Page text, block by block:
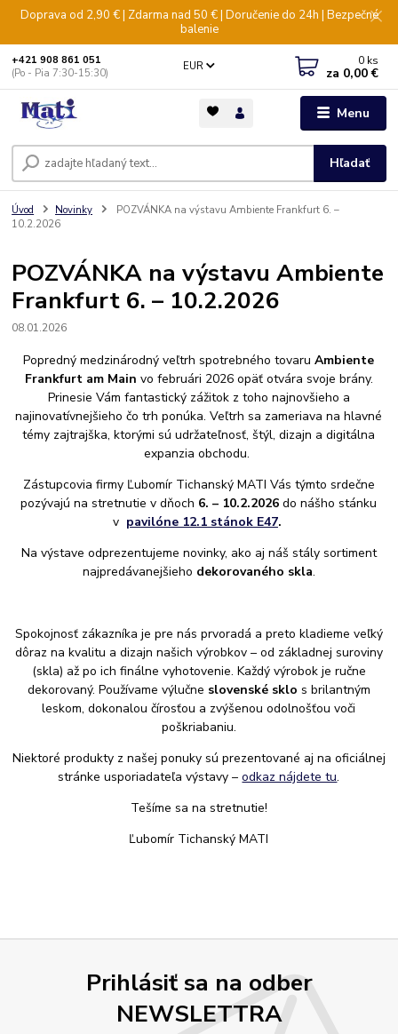
Doprava od 2,90 € | Zdarma nad 50 € | Doručenie do 24h | Bezpečné
balenie
Menu
EUR
Hľadať
+421 908 861 051
(Po - Pia 7:30-15:30)
0 ks
za 0,00 €
Úvod Novinky
POZVÁNKA na výstavu Ambiente Frankfurt 6. –
10.2.2026
POZVÁNKA na výstavu Ambiente
Frankfurt 6. – 10.2.2026
08.01.2026
Popredný medzinárodný veľtrh spotrebného tovaruAmbiente
Frankfurt am Main vo februári 2026 opäť otvára svoje brány.
Prinesie Vám fantastický zážitok z toho najnovšieho a
najinovatívnejšieho čo trh ponúka. Veľtrh sa zameriava na hlavné
témy zajtrajška, ktorými sú udržateľnosť, štýl, dizajn a digitálna
expanzia obchodu.
Zástupcovia firmy Ľubomír Tichanský MATI Vás týmto srdečne
pozývajú na stretnutie v dňoch 6. – 10.2.2026 do nášho stánku
v pavilóne 12.1 stánok E47.
Na výstave odprezentujeme novinky, ako aj náš stály sortiment
najpredávanejšieho dekorovaného skla.
Spokojnosť zákazníka je pre nás prvoradá a preto kladieme veľký
dôraz na kvalitu a dizajn našich výrobkov – od základnej suroviny
(skla) až po ich finálne vyhotovenie. Každý výrobok je ručne
dekorovaný. Používame výlučne slovenské sklo s brilantným
leskom, dokonalou čírosťou a zvýšenou odolnošťou voči
poškriabaniu.
Niektoré produkty z našej ponuky sú prezentované aj na oficiálnej
stránke usporiadateľa výstavy –odkaz nájdete tu.
Tešíme sa na stretnutie!
Ľubomír Tichanský MATI
Prihlásiť sa na odber
NEWSLETTRA